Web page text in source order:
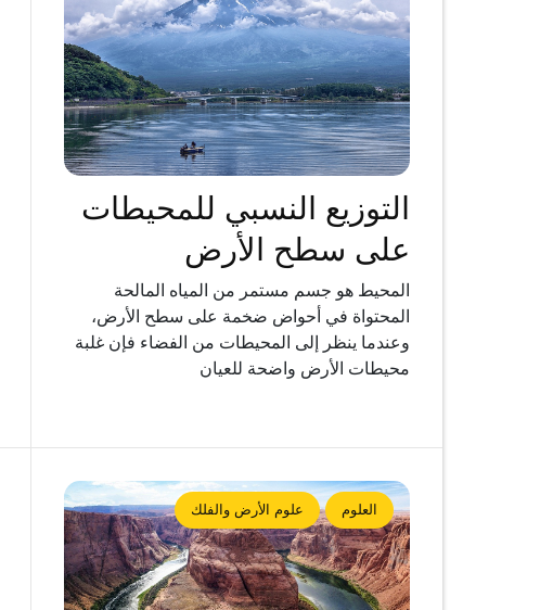
التوزيع النسبي للمحيطات
على سطح الأرض
المحيط هو جسم مستمر من المياه المالحة
المحتواة في أحواض ضخمة على سطح الأرض،
وعندما ينظر إلى المحيطات من الفضاء فإن غلبة
محيطات الأرض واضحة للعيان
العلوم علوم الأرض والفلك